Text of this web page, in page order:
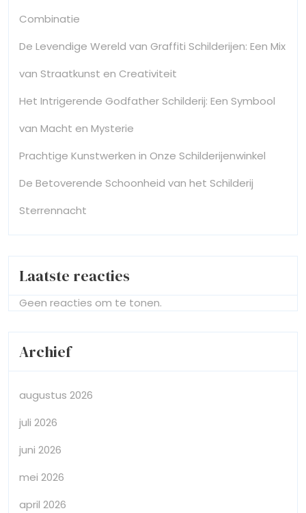
Combinatie
De Levendige Wereld van Graffiti Schilderijen: Een Mix
van Straatkunst en Creativiteit
Het Intrigerende Godfather Schilderij: Een Symbool
van Macht en Mysterie
Prachtige Kunstwerken in Onze Schilderijenwinkel
De Betoverende Schoonheid van het Schilderij
Sterrennacht
Laatste reacties
Geen reacties om te tonen.
Archief
augustus 2026
juli 2026
juni 2026
mei 2026
april 2026